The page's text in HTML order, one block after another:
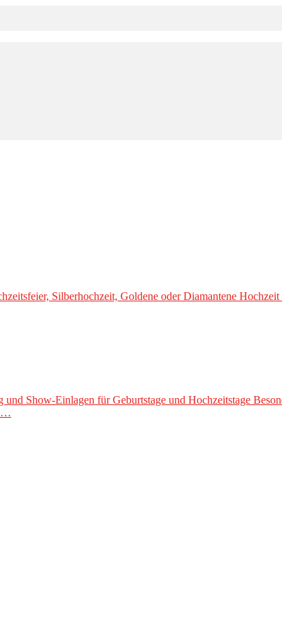
Silberhochzeit, Goldene oder Diamantene
Show-Einlagen für Geburtstage und Hochzeitstage
…